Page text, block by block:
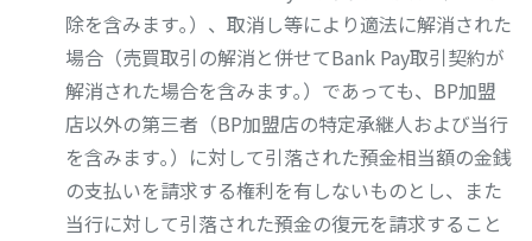
除を含みます｡）、取消し等により適法に解消された
場合（売買取引の解消と併せてBank Pay取引契約が
解消された場合を含みます｡）であっても、BP加盟
店以外の第三者（BP加盟店の特定承継人および当行
を含みます｡）に対して引落された預金相当額の金銭
の支払いを請求する権利を有しないものとし、また
当行に対して引落された預金の復元を請求すること